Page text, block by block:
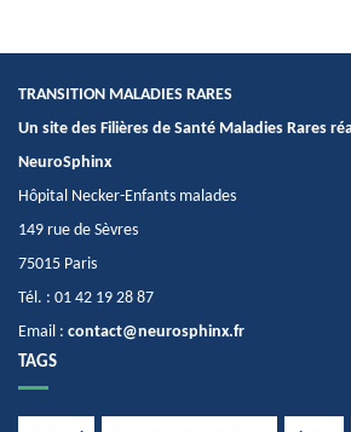
TRANSITION MALADIES RARES
Un site des Filières de Santé Maladies Rares
NeuroSphinx
Hôpital Necker-Enfants malades
149 rue de Sèvres
75015 Paris
Tél. : 01 42 19 28 87
Email : contact@neurosphinx.fr
TAGS